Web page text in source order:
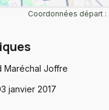
Coordonnées départ :
Maréchal Joffre
janvier 2017